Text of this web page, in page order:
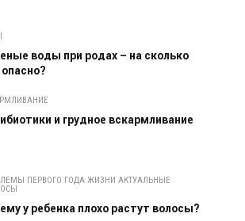
воды при родах – на сколько
и грудное вскармливание
ПЕРВОГО ГОДА ЖИЗНИ АКТУАЛЬНЫЕ
у ребенка плохо растут волосы?